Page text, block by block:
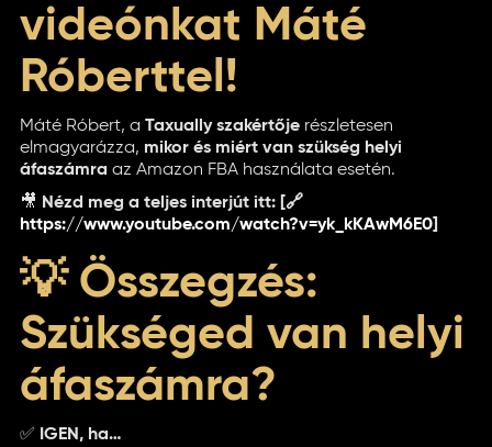
videónkat Máté
Róberttel!
Máté Róbert, a Taxually szakértője részletesen
elmagyarázza, mikor és miért van szükség helyi
áfaszámra az Amazon FBA használata esetén.
🎥 Nézd meg a teljes interjút itt: [🔗
https://www.youtube.com/watch?v=yk_kKAwM6E0
💡 Összegzés:
Szükséged van helyi
áfaszámra?
✅ IGEN, ha…